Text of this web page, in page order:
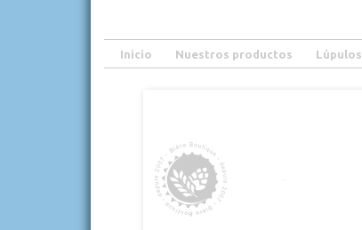
Inicio Nuestros productos Lúpulos